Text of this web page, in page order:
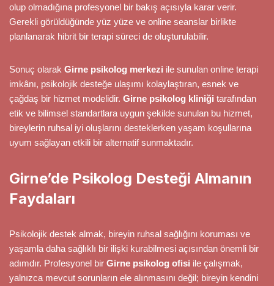
olup olmadığına profesyonel bir bakış açısıyla karar verir.
Gerekli görüldüğünde yüz yüze ve online seanslar birlikte
planlanarak hibrit bir terapi süreci de oluşturulabilir.
Sonuç olarak Girne psikolog merkezi ile sunulan online terapi
imkânı, psikolojik desteğe ulaşımı kolaylaştıran, esnek ve
çağdaş bir hizmet modelidir. Girne psikolog kliniği tarafından
etik ve bilimsel standartlara uygun şekilde sunulan bu hizmet,
bireylerin ruhsal iyi oluşlarını desteklerken yaşam koşullarına
uyum sağlayan etkili bir alternatif sunmaktadır.
Girne’de Psikolog Desteği Almanın
Faydaları
Psikolojik destek almak, bireyin ruhsal sağlığını koruması ve
yaşamla daha sağlıklı bir ilişki kurabilmesi açısından önemli bir
adımdır. Profesyonel bir Girne psikolog ofisi ile çalışmak,
yalnızca mevcut sorunların ele alınmasını değil; bireyin kendini